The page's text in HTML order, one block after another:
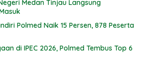
Medan Tinjau Langsung
Polmed Naik 15 Persen, 878 Peserta
di IPEC 2026, Polmed Tembus Top 6